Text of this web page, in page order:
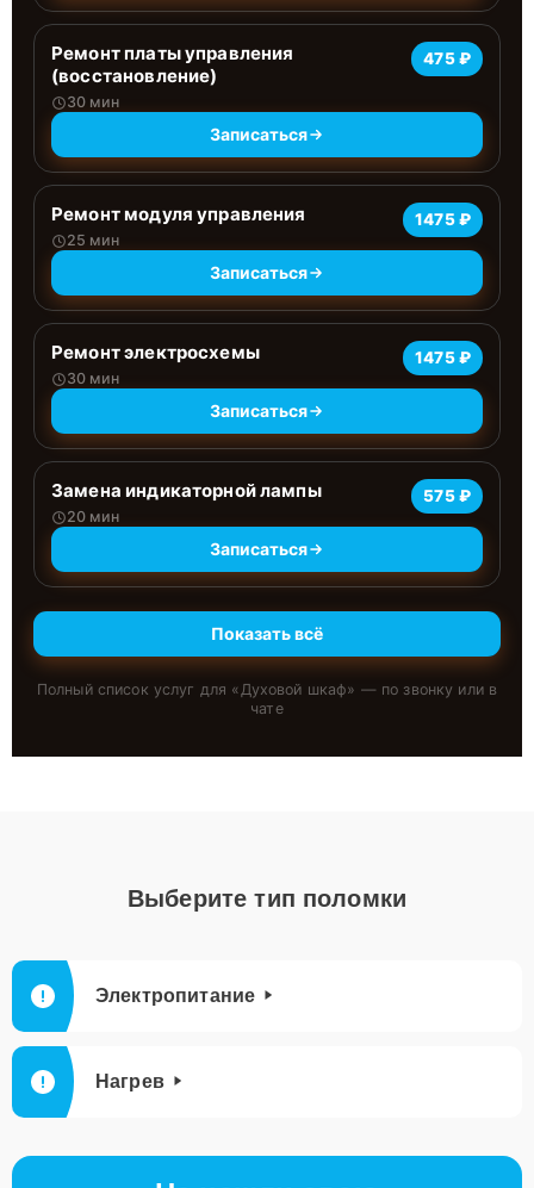
Ремонт платы управления
(восстановление)
30 мин
475 ₽
Записаться
Ремонт модуля управления
25 мин
1475 ₽
Записаться
Ремонт электросхемы
30 мин
1475 ₽
Записаться
Замена индикаторной лампы
20 мин
575 ₽
Записаться
Показать всё
Полный список услуг для «Духовой шкаф» — по звонку или в
чате
Выберите тип поломки
Электропитание
Нагрев